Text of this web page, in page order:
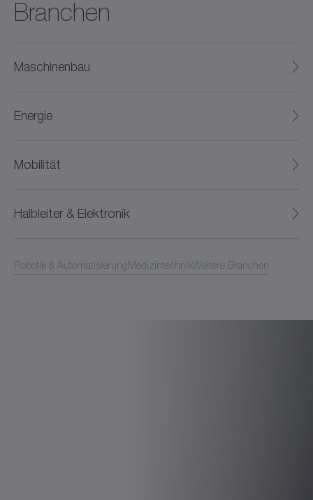
Branchen
Maschinenbau
Energie
Mobilität
Halbleiter & Elektronik
Robotik & AutomatisierungMedizintechnikWeitere Branchen